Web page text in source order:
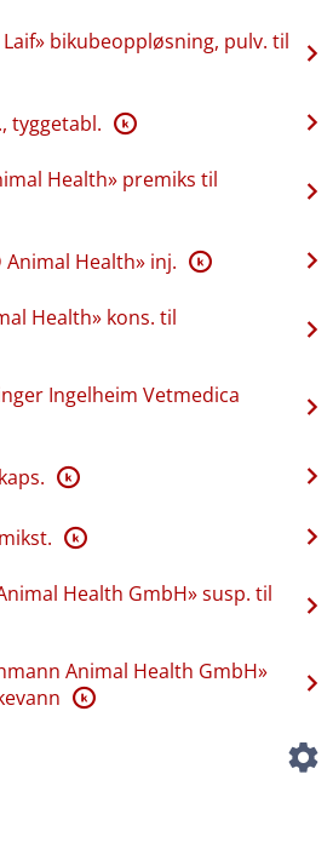
bikubeoppløsning, pulv. til
tyggetabl. K
Health» premiks til
Animal Health» inj. K
Health» kons. til
Ingelheim Vetmedica
K
K
Health GmbH» susp. til
Animal Health GmbH»
K